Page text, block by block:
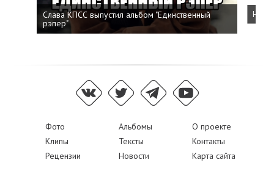
Слава КПСС выпустил альбом "Единственный
рэпер"
Фото Альбомы
О проекте
Клипы
Тексты
Контакты
Рецензии
Новости Карта сайта